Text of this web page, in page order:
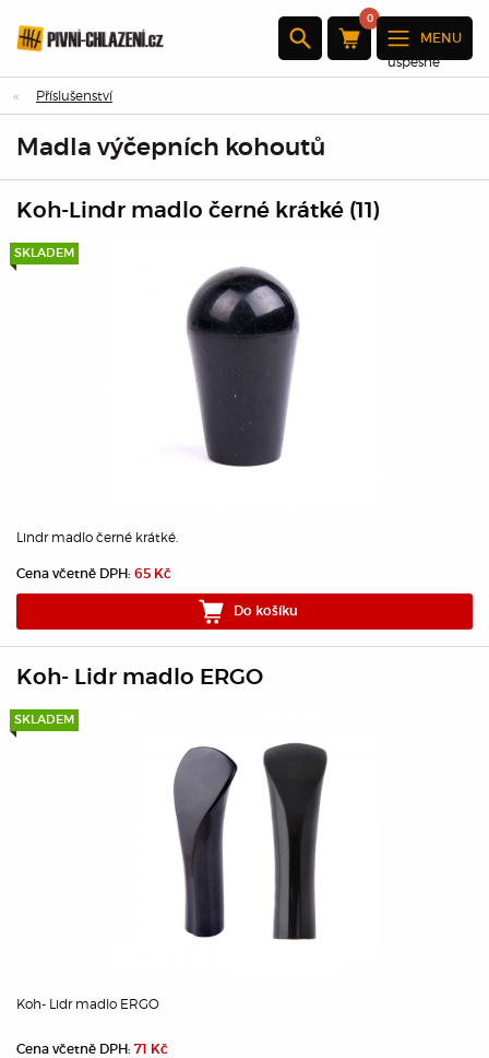
0
Produkt byl
úspěšně
přidán do
MENU
Příslušenství
Madla výčepních kohoutů
Koh-Lindr madlo černé krátké (11)
SKLADEM
Lindr madlo černé krátké.
Cena včetně DPH: 65 Kč
Do košíku
Koh- Lidr madlo ERGO
SKLADEM
Koh- Lidr madlo ERGO
Cena včetně DPH: 71 Kč